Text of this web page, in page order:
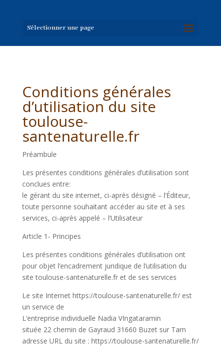
Sélectionner une page
Conditions générales
d’utilisation du site
toulouse-
santenaturelle.fr
Préambule
Les présentes conditions générales d’utilisation sont
conclues entre:
le gérant du site internet, ci-après désigné – l’Éditeur,
toute personne souhaitant accéder au site et à ses
services, ci-après appelé – l’Utilisateur
Article 1- Principes
Les présentes conditions générales d’utilisation ont
pour objet l’encadrement juridique de l’utilisation du
site toulouse-santenaturelle.fr et de ses services
Le site Internet https://toulouse-santenaturelle.fr/ est
un service de
L’entreprise individuelle Nadia VIngataramin
située 22 chemin de Gayraud 31660 Buzet sur Tarn
adresse URL du site : https://toulouse-santenaturelle.fr/